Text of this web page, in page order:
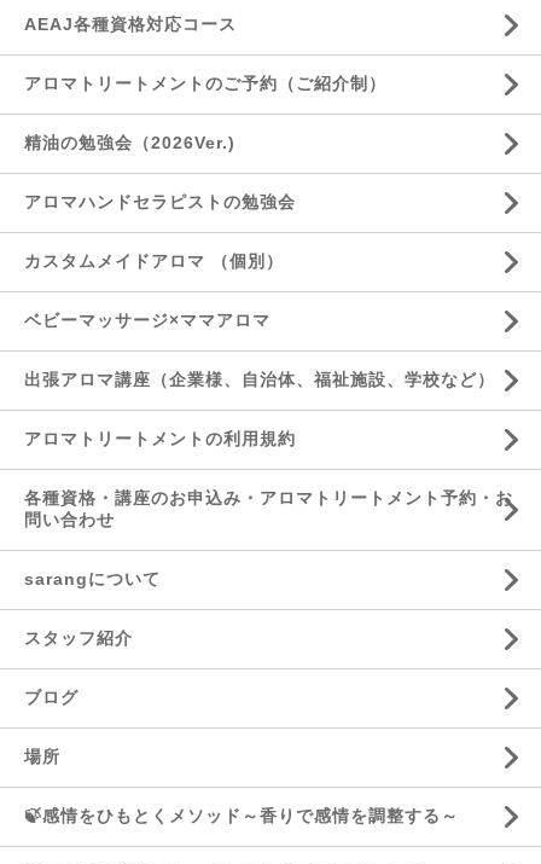
AEAJ各種資格対応コース
アロマトリートメントのご予約（ご紹介制）
精油の勉強会（2026Ver.)
アロマハンドセラピストの勉強会
カスタムメイドアロマ （個別）
ベビーマッサージ×ママアロマ
出張アロマ講座（企業様、自治体、福祉施設、学校など）
アロマトリートメントの利用規約
各種資格・講座のお申込み・アロマトリートメント予約・お
問い合わせ
sarangについて
スタッフ紹介
ブログ
場所
🍃感情をひもとくメソッド～香りで感情を調整する～